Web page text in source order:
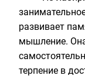
развивает
мышление.
терпение в